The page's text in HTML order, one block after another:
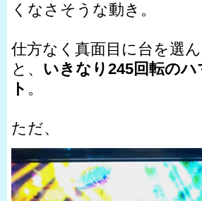
くなさそうな動き。
仕方なく真面目に台を選
と、 いきなり245回転の
ト 。
ただ、